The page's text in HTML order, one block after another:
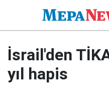
İsrail'den
yıl hapis